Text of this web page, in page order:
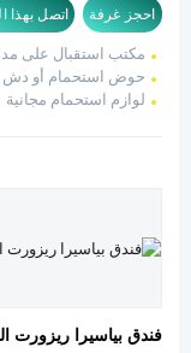
احجز غرفة اتصل بهذا
مكتب استقبال على مدار 24
حوض استحمام أو دش
لوازم استحمام مجانية
فندق بياسيرا ريزورت